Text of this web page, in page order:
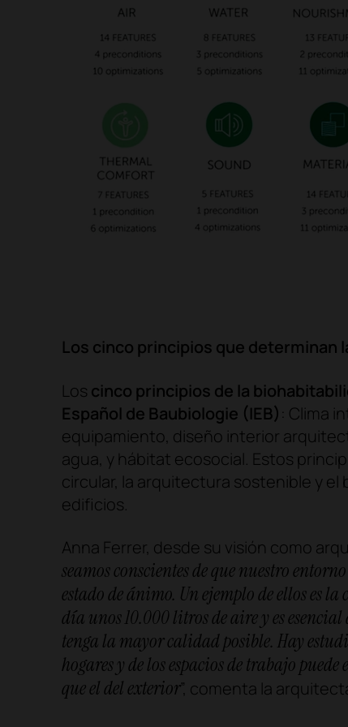
Los cinco principios que determinan
Los cinco principios de la
Español de Baubiologie (IEB): Clima
equipamiento, diseño interior
agua, y hábitat ecosocial. Estos
circular, la arquitectura sostenible y el
edificios.
Anna Ferrer, desde su visión como
seamos conscientes de que nuestro
estado de ánimo. Un ejemplo de ellos es
día unos 10.000 litros de aire y es
tenga la mayor calidad posible. Hay
hogares y de los espacios de trabajo
que el del exterior”, comenta la